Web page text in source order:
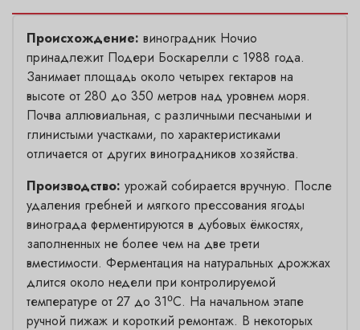
Происхождение: виноградник Ночио
принадлежит Подери Боскарелли с 1988 года.
Занимает площадь около четырех гектаров на
высоте от 280 до 350 метров над уровнем моря.
Почва аллювиальная, с различными песчаными и
глинистыми участками, по характеристиками
отличается от других виноградников хозяйства.
Производство: урожай собирается вручную. После
удаления гребней и мягкого прессования ягоды
винограда ферментируются в дубовых ёмкостях,
заполненных не более чем на две трети
вместимости. Ферментация на натуральных дрожжах
длится около недели при контролируемой
температуре от 27 до 31⁰С. На начальном этапе
ручной пижаж и короткий ремонтаж. В некоторых